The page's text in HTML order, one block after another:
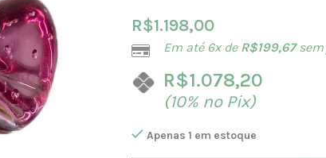
R$1.198,00
Em até 6x de R$199,67sem
R$1.078,20
(10% no Pix)
Apenas 1 em estoque